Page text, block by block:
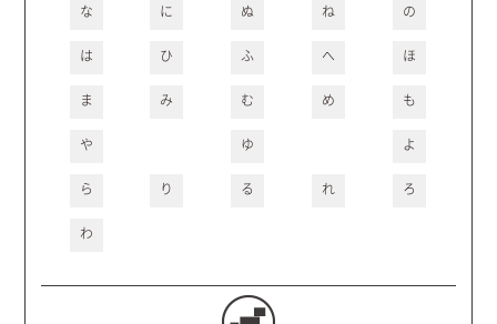
な に ぬ ね の
は ひ ふ へ ほ
ま み む め も
や ゆ よ
ら り る れ ろ
わ